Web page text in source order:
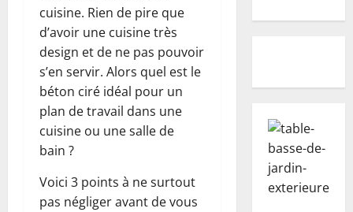
cuisine. Rien de pire que
d’avoir une cuisine très
design et de ne pas pouvoir
s’en servir. Alors quel est le
béton ciré idéal pour un
plan de travail dans une
cuisine ou une salle de
bain ?
Voici 3 points à ne surtout
pas négliger avant de vous